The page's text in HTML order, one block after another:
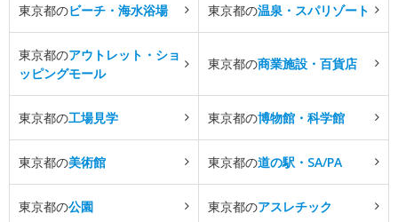
東京都のビーチ・海水浴場 東京都の温泉・スパリゾート
東京都のアウトレット・ショ
ッピングモール
東京都の商業施設・百貨店
東京都の工場見学 東京都の博物館・科学館
東京都の美術館 東京都の道の駅・SA/PA
東京都の公園 東京都のアスレチック